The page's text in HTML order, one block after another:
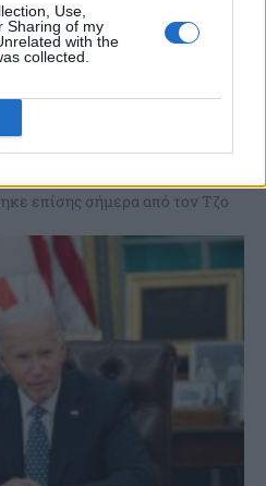
Use,
Sharing of my
with the
collected.την απαγόρευση
ο Μπάιντεν
ζώνη
σήμερα ότι θα ακυρώσει
επίσης σήμερα από τον Τζο